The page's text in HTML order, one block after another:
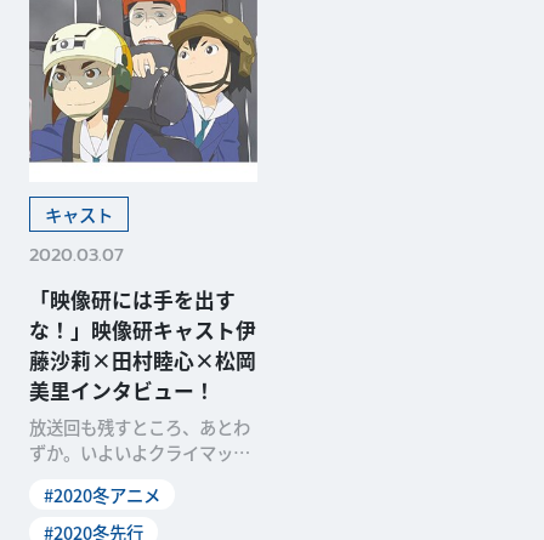
キャスト
2020.03.07
「映像研には手を出す
な！」映像研キャスト伊
藤沙莉×田村睦心×松岡
美里インタビュー！
放送回も残すところ、あとわ
ずか。いよいよクライマック
出すな！」ですが、最終
#2020冬アニメ
#2020冬先行